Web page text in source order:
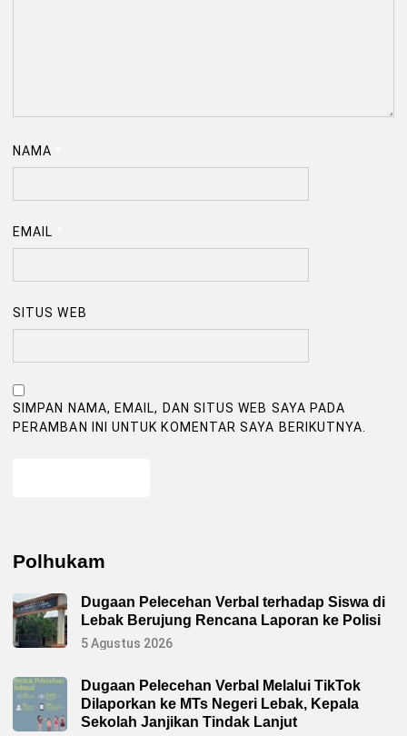
NAMA
EMAIL
SITUS WEB
SIMPAN NAMA, EMAIL, DAN SITUS WEB SAYA PADA
PERAMBAN INI UNTUK KOMENTAR SAYA BERIKUTNYA.
Polhukam
Dugaan Pelecehan Verbal terhadap Siswa di
Lebak Berujung Rencana Laporan ke Polisi
5 Agustus 2026
Dugaan Pelecehan Verbal Melalui TikTok
Dilaporkan ke MTs Negeri Lebak, Kepala
Sekolah Janjikan Tindak Lanjut